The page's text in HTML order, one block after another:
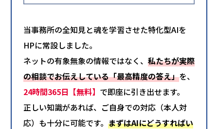
当事務所の全知見と魂を学習させた特化型AIを
HPに常設しました。
ネットの有象無象の情報ではなく、 私たちが実際
の相談でお伝えしている「最高精度の答え」を、
24時間365日【無料】 で即座に引き出せます。
正しい知識があれば、ご自身での対応（本人対
応）も十分に可能です。 まずはAIにどうすればい